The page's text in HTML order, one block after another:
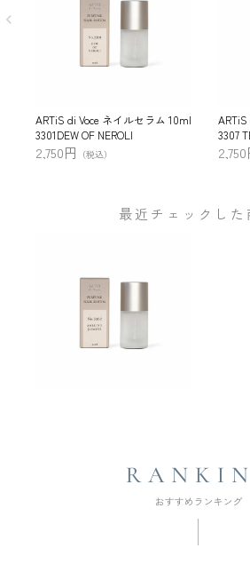
ARTiS di Voce ネイルセラム 10ml
3301DEW OF NEROLI
2,750円 （税込）
3307
2,750
最近チェックした